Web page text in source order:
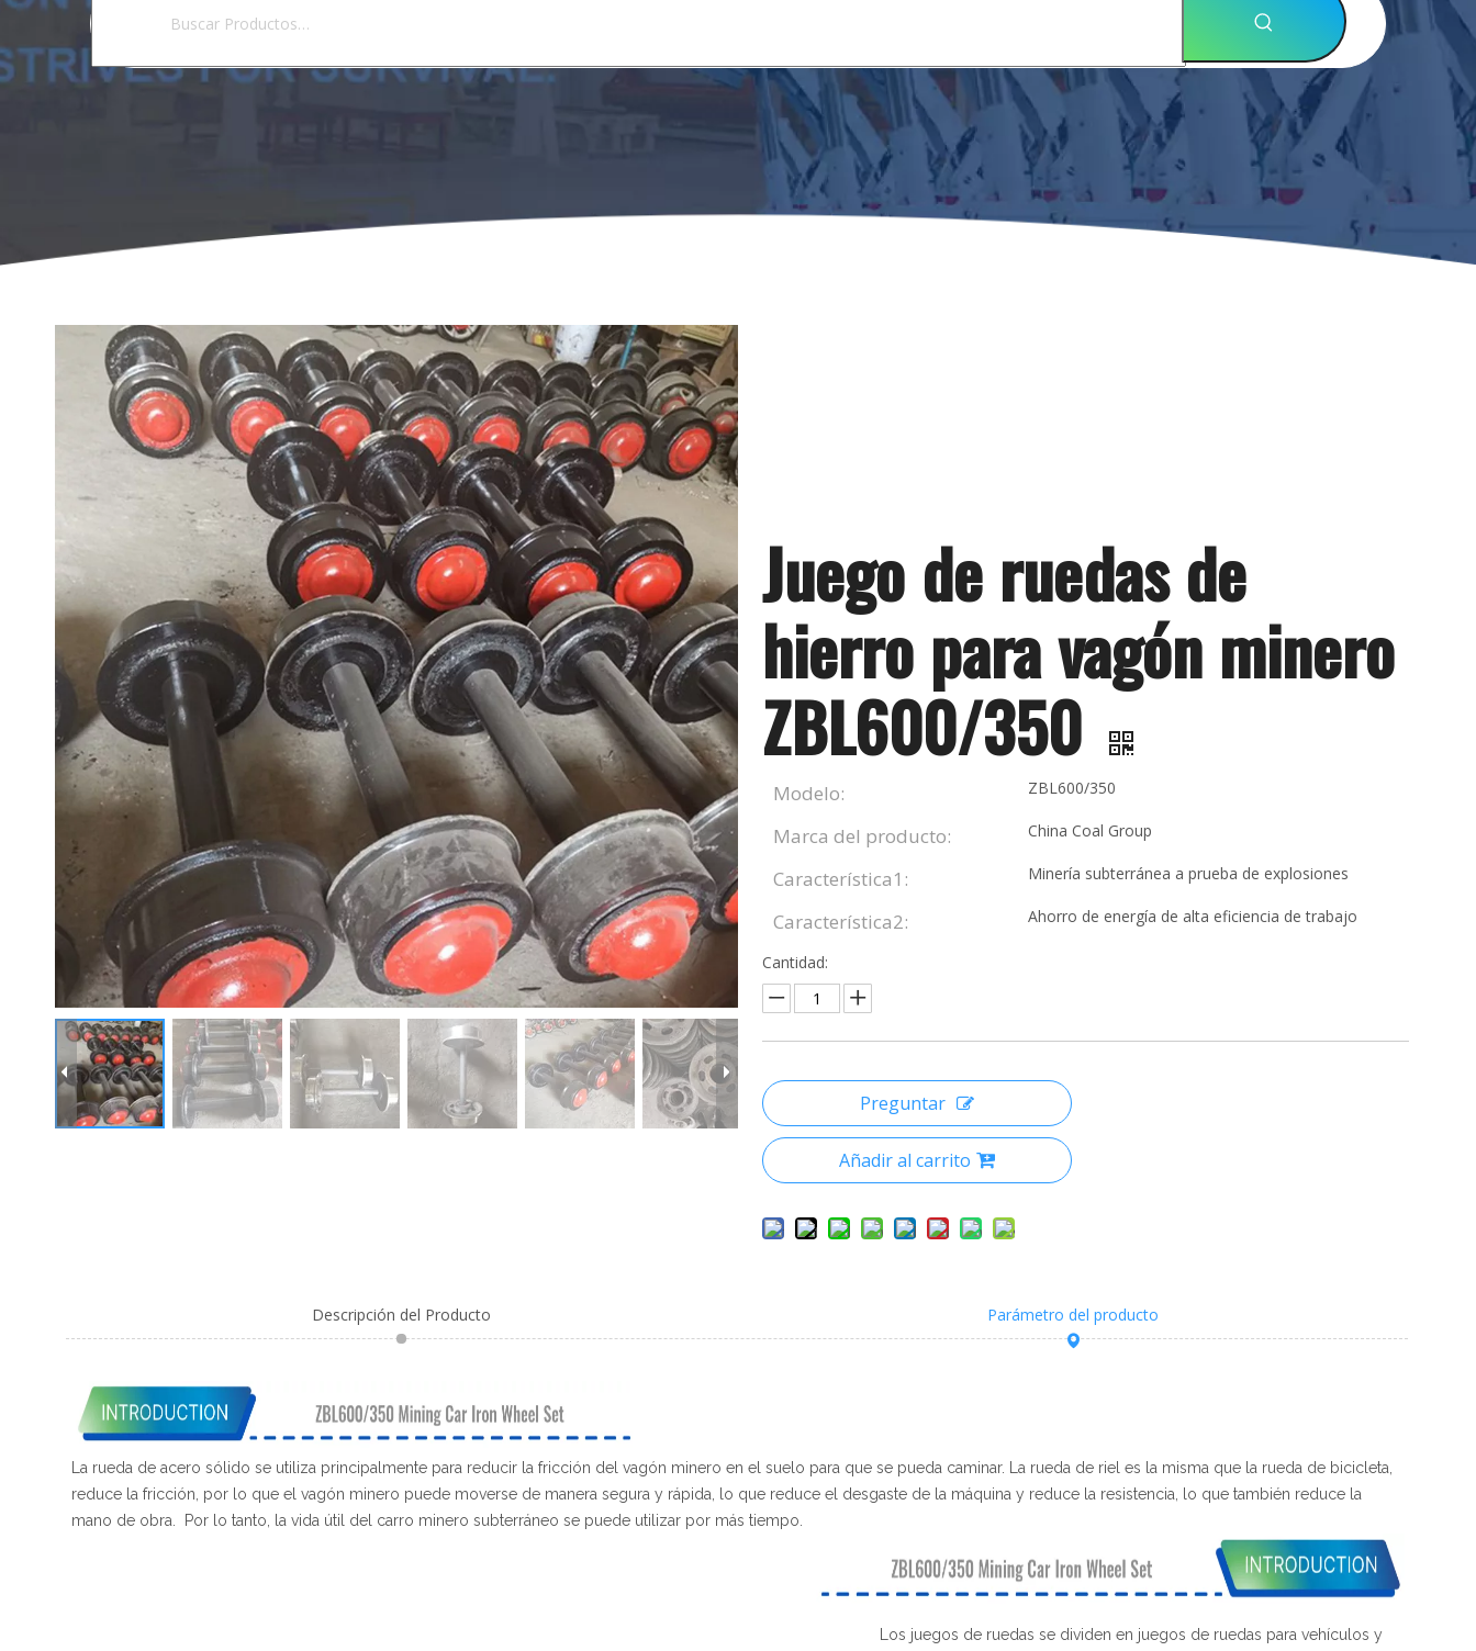
Juego de ruedas de
hierro para vagón minero
ZBL600/350
Modelo: ZBL600/350
Marca del producto: China Coal Group
Característica1: Minería subterránea a prueba de explosiones
Característica2: Ahorro de energía de alta eficiencia de trabajo
Cantidad:
Preguntar
Añadir al carrito
Descripción del Producto Parámetro del producto
La rueda de acero sólido se utiliza principalmente para reducir la fricción del vagón minero en el suelo para que se pueda caminar. La rueda de riel es la misma que la rueda de bicicleta,
reduce la fricción, por lo que el vagón minero puede moverse de manera segura y rápida, lo que reduce el desgaste de la máquina y reduce la resistencia, lo que también reduce la
mano de obra. Por lo tanto, la vida útil del carro minero subterráneo se puede utilizar por más tiempo.
Los juegos de ruedas se dividen en juegos de ruedas para vehículos y